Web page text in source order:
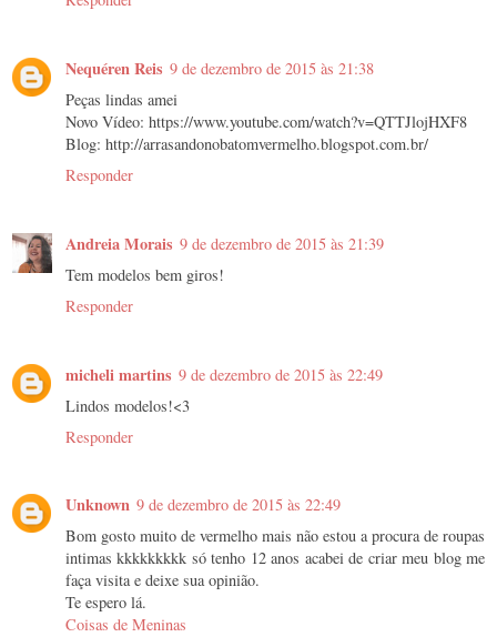
Nequéren Reis 9 de dezembro de 2015 às 21:38
Peças lindas amei
Novo Vídeo: https://www.youtube.com/watch?v=QTTJlojHXF8
Blog: http://arrasandonobatomvermelho.blogspot.com.br/
Responder
Andreia Morais 9 de dezembro de 2015 às 21:39
Tem modelos bem giros!
Responder
micheli martins 9 de dezembro de 2015 às 22:49
Lindos modelos!<3
Responder
Unknown 9 de dezembro de 2015 às 22:49
Bom gosto muito de vermelho mais não estou a procura de roupas
intimas kkkkkkkkk só tenho 12 anos acabei de criar meu blog me
faça visita e deixe sua opinião.
Te espero lá.
Coisas de Meninas